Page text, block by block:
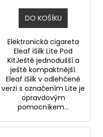
DO KOŠÍKU
Elektronická cigareta
Eleaf iSilk Lite Pod
KitJeště jednodušší a
ještě kompaktnější.
Eleaf iSilk v odlehčené
verzi s označením Lite je
opravdovým
pomocníkem...